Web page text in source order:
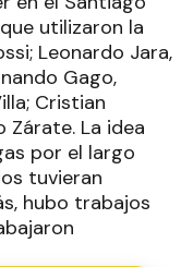
utilizaron la
Leonardo Jara,
Gago,
Cristian
Zárate. La idea
por el largo
tuvieran
hubo trabajos